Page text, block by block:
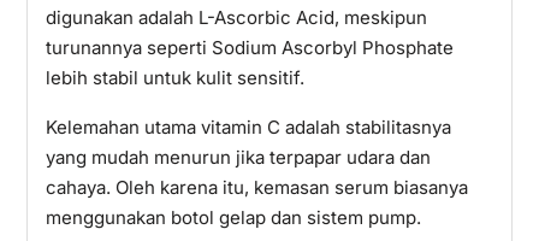
digunakan adalah L-Ascorbic Acid, meskipun
turunannya seperti Sodium Ascorbyl Phosphate
lebih stabil untuk kulit sensitif.
Kelemahan utama vitamin C adalah stabilitasnya
yang mudah menurun jika terpapar udara dan
cahaya. Oleh karena itu, kemasan serum biasanya
menggunakan botol gelap dan sistem pump.